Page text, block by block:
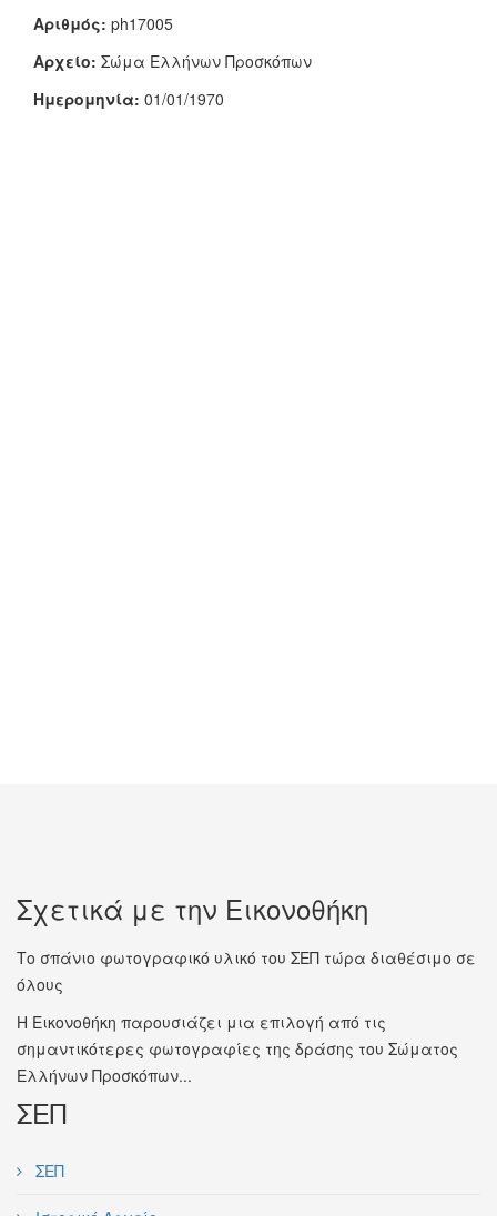
Αριθμός: ph17005
Αρχείο: Σώμα Ελλήνων Προσκόπων
Ημερομηνία: 01/01/1970
Σχετικά με την Εικονοθήκη
Το σπάνιο φωτογραφικό υλικό του ΣΕΠ τώρα διαθέσιμο σε
όλους
Η Εικονοθήκη παρουσιάζει μια επιλογή από τις
σημαντικότερες φωτογραφίες της δράσης του Σώματος
Ελλήνων Προσκόπων...
ΣΕΠ
ΣΕΠ